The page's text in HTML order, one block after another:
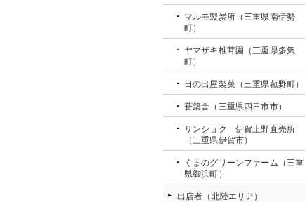
マルモ製炭所（三重県南伊勢
町）
ヤマザキ椎茸園（三重県多気
町）
日の出屋製菓（三重県菰野町）
蒼築舎（三重県四日市市）
サンショク 伊賀上野直売所
（三重県伊賀市）
くまのグリーンファーム（三重
県御浜町）
出店者（北陸エリア）